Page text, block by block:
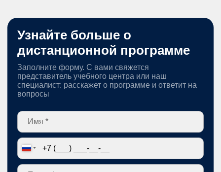
Узнайте больше о
дистанционной программе
Заполните форму. С вами свяжется
представитель учебного центра или наш
специалист: расскажет о программе и ответит на
вопросы